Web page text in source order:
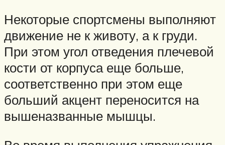
Некоторые спортсмены выполняют
движение не к животу, а к груди.
При этом угол отведения плечевой
кости от корпуса еще больше,
соответственно при этом еще
больший акцент переносится на
вышеназванные мышцы.